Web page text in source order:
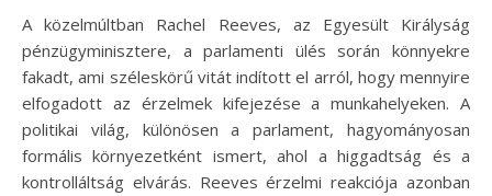
A közelmúltban Rachel Reeves, az Egyesült Királyság
pénzügyminisztere, a parlamenti ülés során könnyekre
fakadt, ami széleskörű vitát indított el arról, hogy mennyire
elfogadott az érzelmek kifejezése a munkahelyeken. A
politikai világ, különösen a parlament, hagyományosan
formális környezetként ismert, ahol a higgadtság és a
kontrolláltság elvárás. Reeves érzelmi reakciója azonban